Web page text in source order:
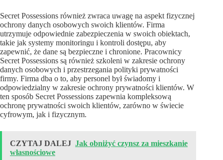
Secret Possessions również zwraca uwagę na aspekt fizycznej
ochrony danych osobowych swoich klientów. Firma
utrzymuje odpowiednie zabezpieczenia w swoich obiektach,
takie jak systemy monitoringu i kontroli dostępu, aby
zapewnić, że dane są bezpieczne i chronione. Pracownicy
Secret Possessions są również szkoleni w zakresie ochrony
danych osobowych i przestrzegania polityki prywatności
firmy. Firma dba o to, aby personel był świadomy i
odpowiedzialny w zakresie ochrony prywatności klientów. W
ten sposób Secret Possessions zapewnia kompleksową
ochronę prywatności swoich klientów, zarówno w świecie
cyfrowym, jak i fizycznym.
CZYTAJ DALEJ Jak obniżyć czynsz za mieszkanie
własnościowe